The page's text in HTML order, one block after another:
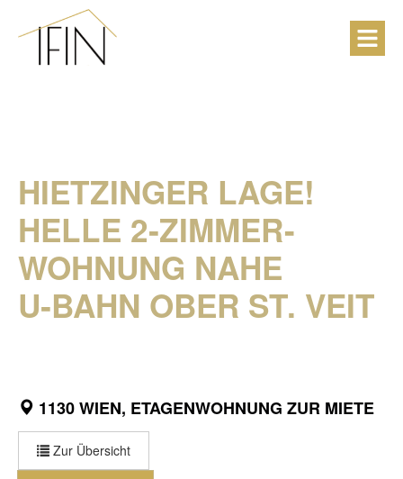
HIETZINGER LAGE!
HELLE 2‑ZIMMER-​
WOHNUNG NAHE
U‑BAHN OBER ST. VEIT
1130 WIEN, ETAGENWOHNUNG ZUR MIETE
Zur Übersicht